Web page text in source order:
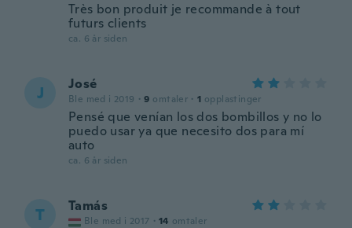
Très bon produit je recommande à tout
futurs clients
ca. 6 år siden
J José
Ble med i 2019 · 9 omtaler · 1 opplastinger
Pensé que venían los dos bombillos y no lo
puedo usar ya que necesito dos para mí
auto
ca. 6 år siden
T Tamás
Ble med i 2017 · 14 omtaler